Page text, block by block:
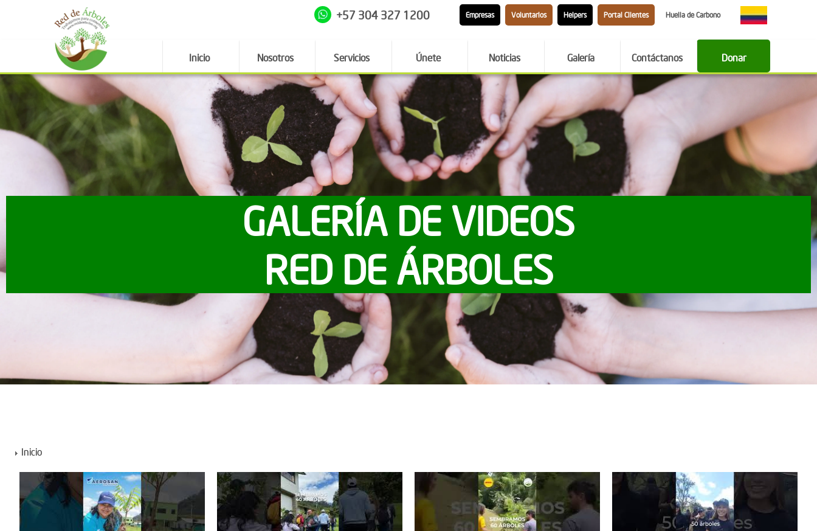
+57 304 327 1200 Empresas Voluntarios Helpers Portal Clientes Huella de Carbono
Inicio Nosotros Servicios Únete Noticias Galería Contáctanos Donar
GALERÍA DE VIDEOS
RED DE ÁRBOLES
Inicio